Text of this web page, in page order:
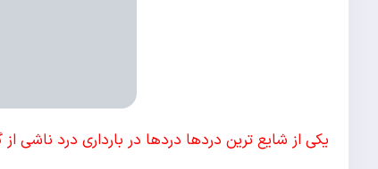
یکی از شایع ترین دردها دردها در بارداری درد ناشی